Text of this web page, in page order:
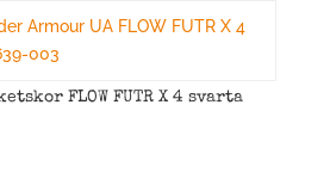
FLOW FUTR X 4 svarta